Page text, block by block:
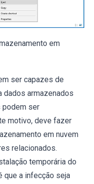
em
ser capazes de
dados armazenados
podem ser
motivo, deve fazer
em nuvem
relacionados.
temporária do
que a infecção seja